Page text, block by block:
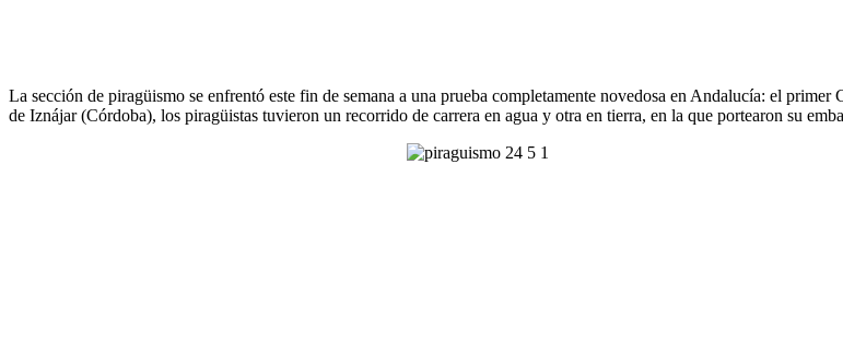
La sección de piragüismo se enfrentó este fin de semana a una prueba completamente novedosa en Andalucía: el
de Iznájar (Córdoba), los piragüistas tuvieron un recorrido de carrera en agua y otra en tierra, en la que portearon su